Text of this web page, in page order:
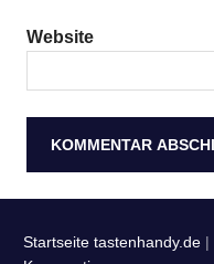
Website
Startseite tastenhandy.de |